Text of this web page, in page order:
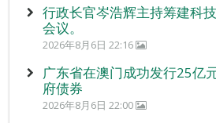
行政长官岑浩辉主持筹建科
会议。
2026年8月6日 22:16
广东省在澳门成功发行25亿
府债券
2026年8月6日 22:00